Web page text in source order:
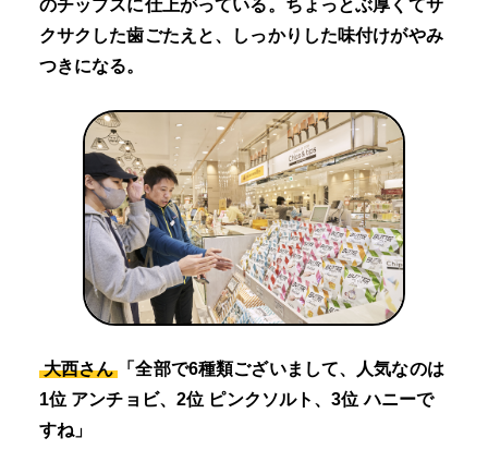
のチップスに仕上がっている。ちょっとぶ厚くてサ
クサクした歯ごたえと、しっかりした味付けがやみ
つきになる。
大西さん
「全部で6種類ございまして、人気なのは
1位 アンチョビ、2位 ピンクソルト、3位 ハニーで
すね」